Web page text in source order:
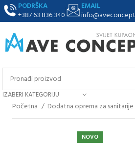
PODRŠKA
+387 63 836 340
EMAIL
IZABERI KATEGORIJU
Početna Dodatna oprema za sanitarije
NOVO